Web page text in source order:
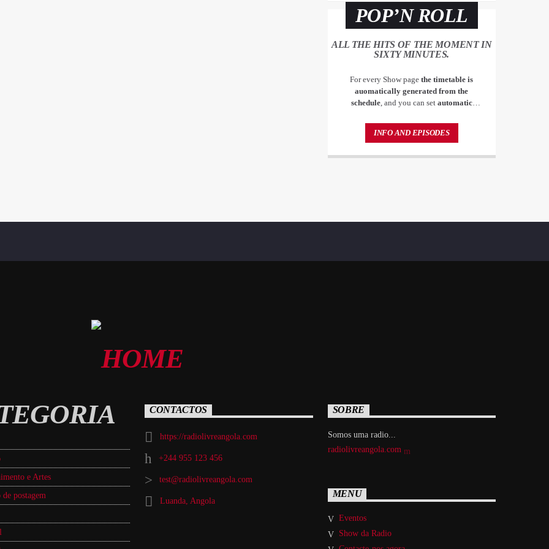
POP’N ROLL
ALL THE HITS OF THE MOMENT IN
SIXTY MINUTES.
For every Show page the timetable is
auomatically generated from the
schedule, and you can set automatic
by simply choosing a category. Curabitur
id lacus felis. Sed justo mauris, auctor eget
eu congue nulla, et tincidunt justo.
INFO AND EPISODES
e Artes
postagem
CONTACTOS
https://radiolivreangola.com
+244 955 123 456
test@radiolivreangola.com
Luanda, Angola
SOBRE
Somos uma radio...
radiolivreangola.com
MENU
Eventos
Show da Radio